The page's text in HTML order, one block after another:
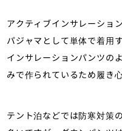
アクティブインサレーショ
パジャマとして単体で着用
インサレーションパンツの
みで作られているため履き
テント泊などでは防寒対策